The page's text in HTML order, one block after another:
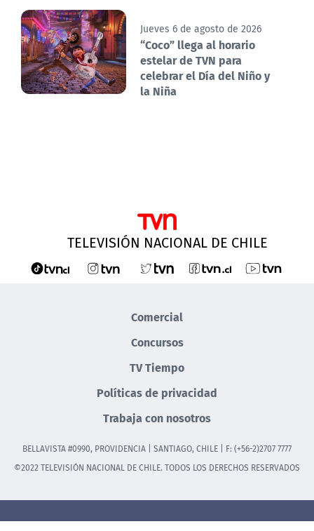
Jueves 6 de agosto de 2026
“Coco” llega al horario
estelar de TVN para
celebrar el Día del Niño y
la Niña
TELEVISIÓN NACIONAL DE CHILE
Comercial
Concursos
TV Tiempo
Políticas de privacidad
Trabaja con nosotros
BELLAVISTA #0990, PROVIDENCIA | SANTIAGO, CHILE | F: (+56-2)2707 7777
©2022 TELEVISIÓN NACIONAL DE CHILE. TODOS LOS DERECHOS RESERVADOS